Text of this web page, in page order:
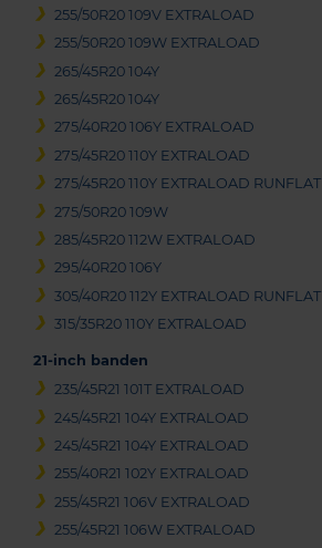
255/50R20 109V EXTRALOAD
255/50R20 109W EXTRALOAD
265/45R20 104Y
265/45R20 104Y
275/40R20 106Y EXTRALOAD
275/45R20 110Y EXTRALOAD
275/45R20 110Y EXTRALOAD RUNFLAT
275/50R20 109W
285/45R20 112W EXTRALOAD
295/40R20 106Y
305/40R20 112Y EXTRALOAD RUNFLAT
315/35R20 110Y EXTRALOAD
21-inch banden
235/45R21 101T EXTRALOAD
245/45R21 104Y EXTRALOAD
245/45R21 104Y EXTRALOAD
255/40R21 102Y EXTRALOAD
255/45R21 106V EXTRALOAD
255/45R21 106W EXTRALOAD